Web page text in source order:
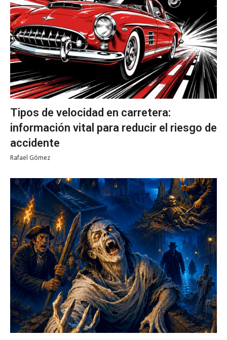
Tipos de velocidad en carretera:
información vital para reducir el riesgo de
accidente
Rafael Gómez